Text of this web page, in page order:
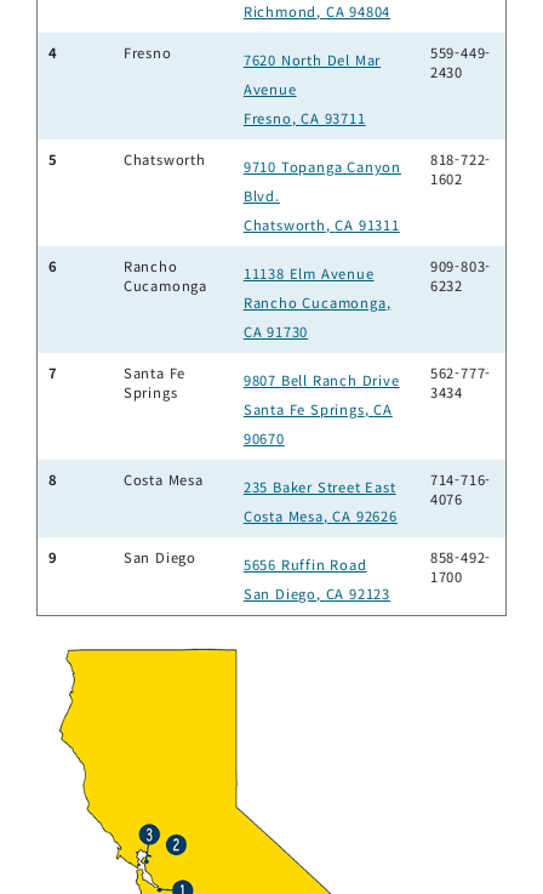
Richmond, CA 94804
4 Fresno
7620 North Del Mar
Avenue
Fresno,CA 93711
559-449-
2430
5 Chatsworth
9710 Topanga Canyon
Blvd.
Chatsworth,CA 91311
818-722-
1602
6
Rancho
Cucamonga
11138 Elm Avenue
Rancho Cucamonga,
CA 91730
909-803-
6232
7
Santa Fe
Springs
9807 Bell Ranch Drive
Santa Fe Springs,CA
90670
562-777-
3434
8 Costa Mesa
235 Baker Street East
Costa Mesa,CA 92626
714-716-
4076
9 San Diego
5656 Ruffin Road
San Diego, CA 92123
858-492-
1700